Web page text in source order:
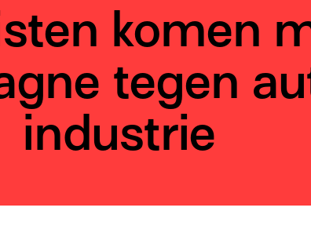
komen
tegen
industrie